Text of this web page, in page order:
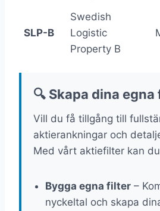
SLP-B
Swedish
Logistic
Property B
🔍 Skapa dina
Vill du få tillgång till
aktierankningar och
Med vårt aktiefilter kan
Bygga egna filter –
nyckeltal och skapa